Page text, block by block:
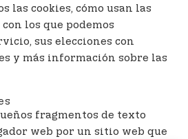
las cookies, cómo usan las
los que podemos
sus elecciones con
y más información sobre las
fragmentos de texto
web por un sitio web que